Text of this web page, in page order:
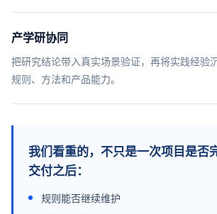
产学研协同
把研究结论带入真实场景验证，再将实践经验
规则、方法和产品能力。
我们看重的，不只是一次项目是否
交付之后：
规则能否继续维护